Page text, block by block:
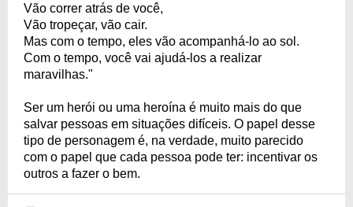
Vão correr atrás de você,
Vão tropeçar, vão cair.
Mas com o tempo, eles vão acompanhá-lo ao sol.
Com o tempo, você vai ajudá-los a realizar
maravilhas."
Ser um herói ou uma heroína é muito mais do que
salvar pessoas em situações difíceis. O papel desse
tipo de personagem é, na verdade, muito parecido
com o papel que cada pessoa pode ter: incentivar os
outros a fazer o bem.